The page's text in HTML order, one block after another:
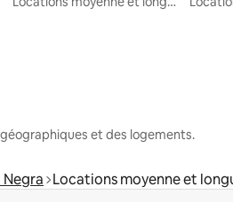
et des logements.
Negra Locations moyenne et